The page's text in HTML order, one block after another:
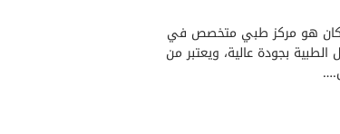
هو مركز طبي متخصص في
بجودة عالية، ويعتبر من